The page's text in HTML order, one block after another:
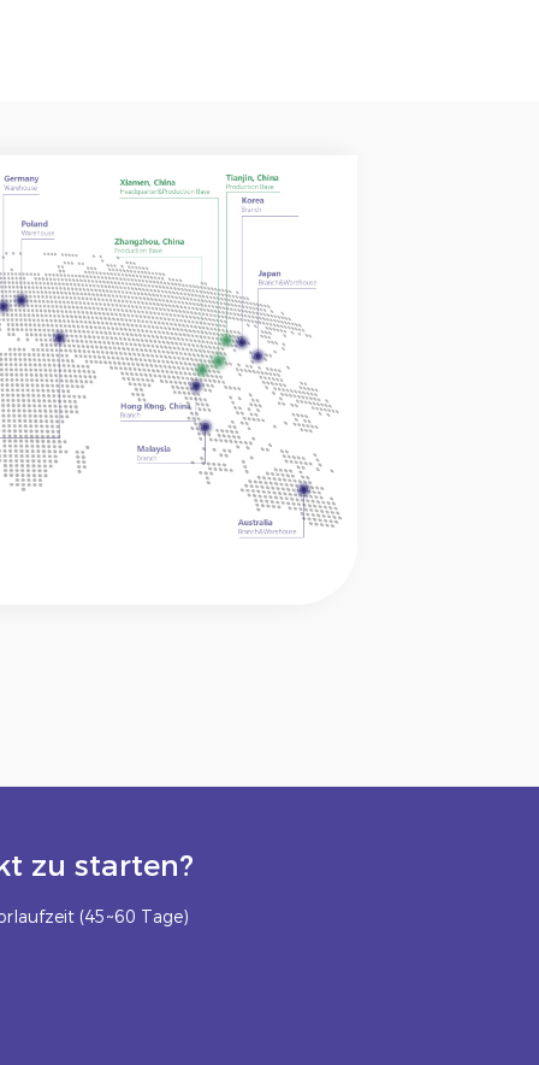
zu starten?
(45~60 Tage)